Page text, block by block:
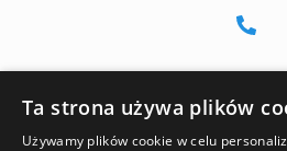
Ta strona używa plików
Używamy plików cookie w celu